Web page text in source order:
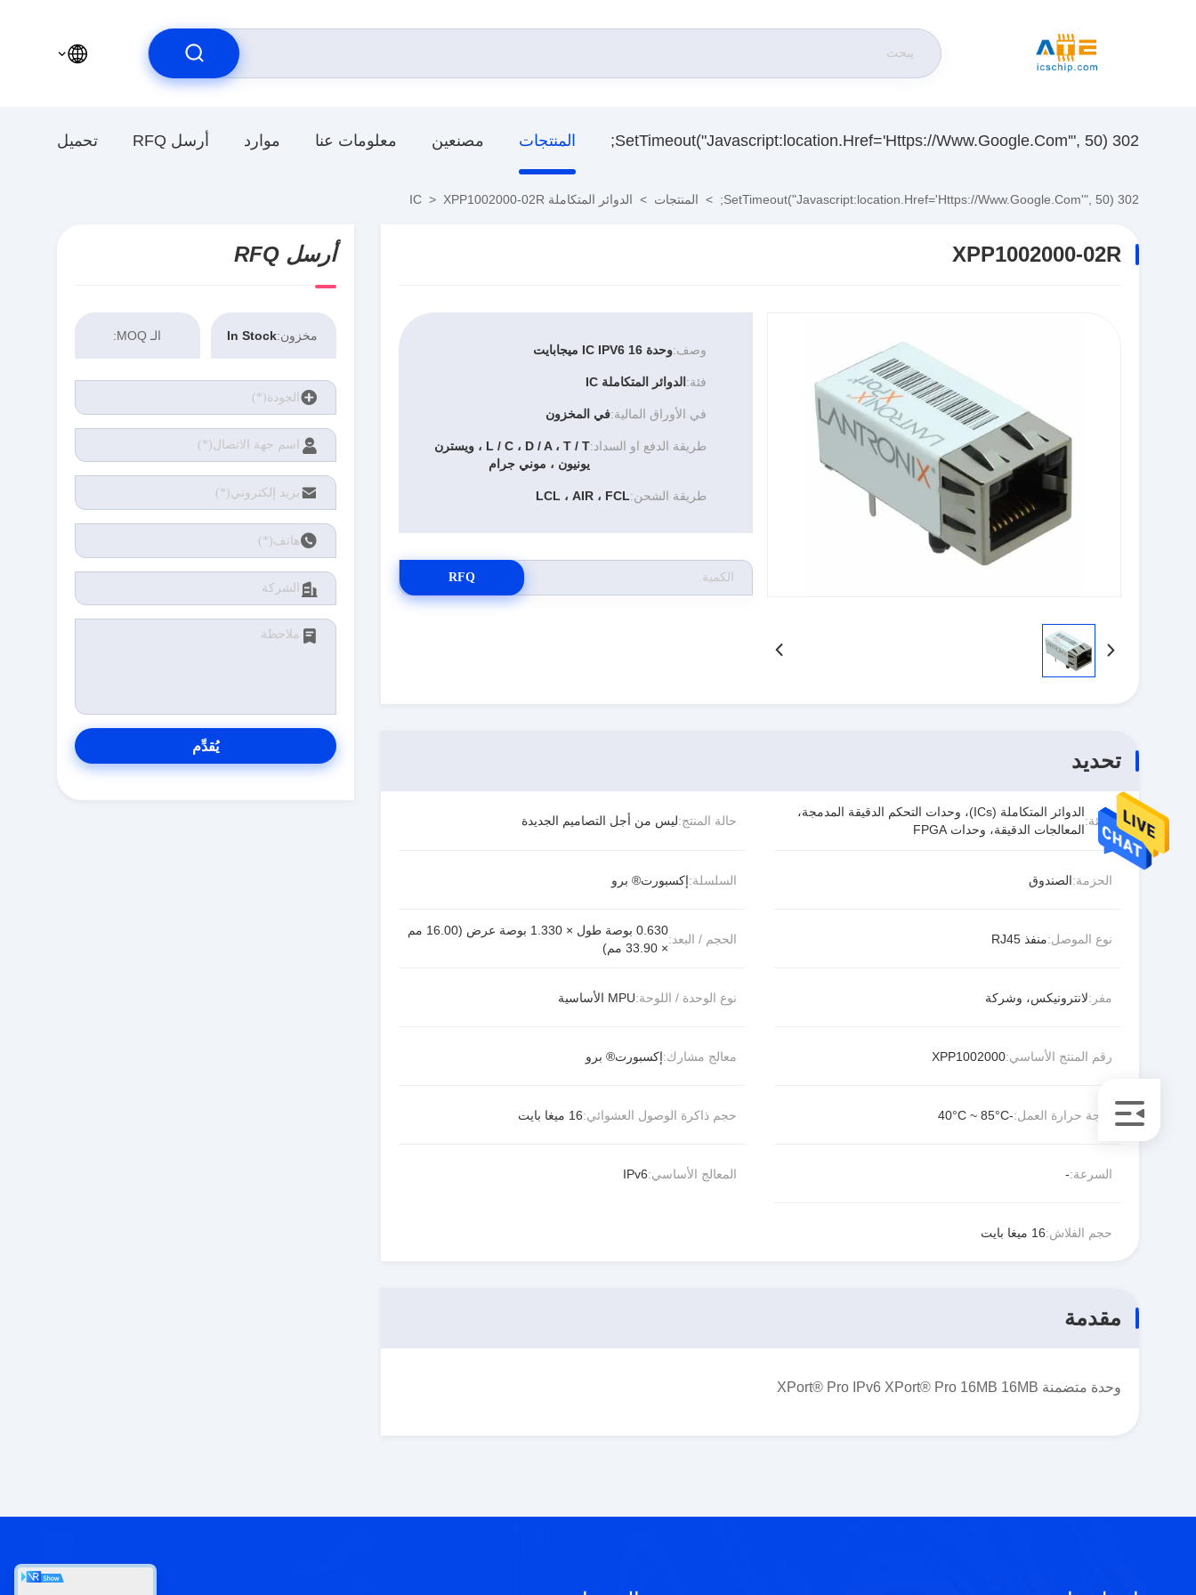
302 SetTimeout("javascript:location.href='https://www.google.com'", 50); المنتجات مصنعين معلومات عنا موارد أرسل RFQ تحميل
302 SetTimeout("javascript:location.href='https://www.google.com'", 50);
> المنتجات > الدوائر المتكاملة IC > XPP1002000-02R
XPP1002000-02R
وصف:وحدة IC IPV6 16 ميجابايت
فئة: الدوائر المتكاملة IC
في الأوراق المالية:في المخزون
طريقة الدفع او السداد:
L / C ، D / A ، T / T ، ويسترن
يونيون ، موني جرام
طريقة الشحن:LCL ، AIR ، FCL
RFQ
تحديد
الفئة:
الدوائر المتكاملة (ICs)، وحدات التحكم الدقيقة المدمجة،
المعالجات الدقيقة، وحدات FPGA
حالة المنتج:ليس من أجل التصاميم الجديدة
الحزمة:الصندوق السلسلة:إكسبورت® برو
نوع الموصل:منفذ RJ45 الحجم / البعد:
0.630 بوصة طول × 1.330 بوصة عرض (16.00 مم
× 33.90 مم)
مفر:لانترونيكس، وشركة نوع الوحدة / اللوحة:MPU الأساسية
رقم المنتج الأساسي:XPP1002000 معالج مشارك:إكسبورت® برو
درجة حرارة العمل:-40°C ~ 85°C حجم ذاكرة الوصول العشوائي:16 ميغا بايت
السرعة:- المعالج الأساسي:IPv6
حجم الفلاش:16 ميغا بايت
مقدمة
وحدة متضمنة XPort® Pro IPv6 XPort® Pro 16MB 16MB
أرسل RFQ
مخزون:In Stock الـ MOQ:
يُقدِّم